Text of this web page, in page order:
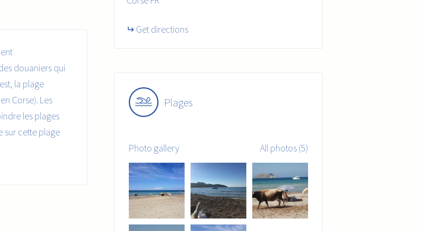
douaniers qui
la plage
Corse). Les
les plages
sur cette plage
Get directions
Plages
Photo gallery All photos (5)